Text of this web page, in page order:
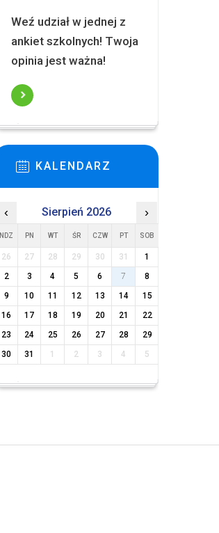
Weź udział w jednej z
ankiet szkolnych! Twoja
opinia jest ważna!
KALENDARZ
‹ Sierpień 2026 ›
NDZ PN WT ŚR CZW PT SOB
26 27 28 29 30 31
1
2
3 4 5 6 7
8
9
10 11 12 13 14
15
16
17 18 19 20 21
22
23
24 25 26 27 28
29
30
31 1 2 3 4 5